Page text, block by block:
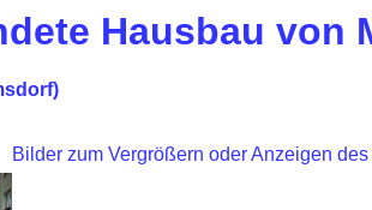
Hausbau von
Bilder zum Vergrößern oder Anzeigen